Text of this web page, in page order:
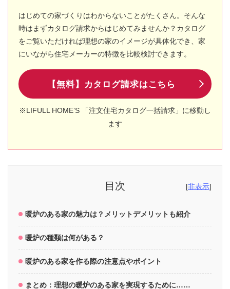
はじめての家づくりはわからないことがたくさん。そんな
時はまずカタログ請求からはじめてみませんか？カタログ
をご覧いただければ理想の家のイメージが具体化でき、家
にいながら住宅メーカーの特徴を比較検討できます。
【無料】カタログ請求はこちら
※LIFULL HOME’S 「注文住宅カタログ一括請求」に移動し
ます
目次 [非表示]
暖炉のある家の魅力は？メリットデメリットも紹介
暖炉の種類は何がある？
暖炉のある家を作る際の注意点やポイント
まとめ：理想の暖炉のある家を実現するために……